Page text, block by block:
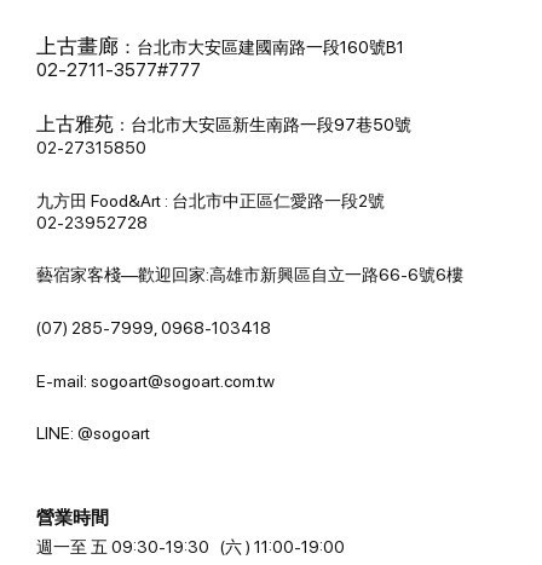
上古畫廊 ： 台北市大安區建國南路一段160號B1
02-2711-3577#777
上古雅苑 ： 台北市大安區新生南路一段97巷50號
02-27315850
九方田 Food&Art : 台北市中正區仁愛路一段2號
02-23952728
藝宿家客棧—歡迎回家:高雄市新興區自立一路66-6號6樓
(07) 285-7999, 0968-103418
E-mail: sogoart@sogoart.com.tw
LINE: @sogoart
營業時間
週一至 五 09:30-19:30 (六 ) 11:00-19:00